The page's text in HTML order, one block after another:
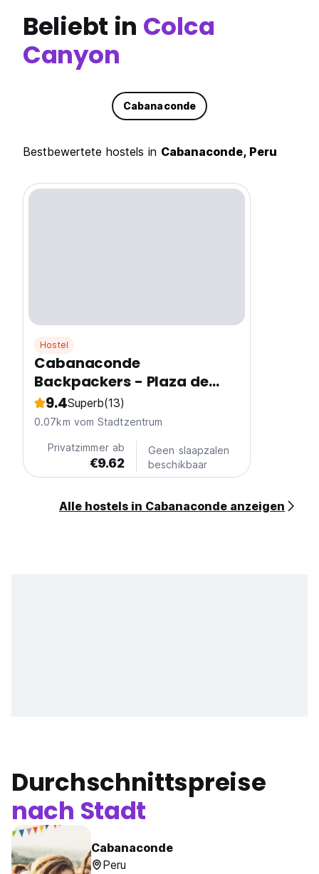
Beliebt in Colca
Canyon
Cabanaconde
Bestbewertete hostels in Cabanaconde, Peru
Hostel
Cabanaconde
Backpackers - Plaza de
Armas
9.4Superb(13)
0.07km vom Stadtzentrum
Privatzimmer ab
€9.62
Geen slaapzalen
beschikbaar
Alle hostels in Cabanaconde anzeigen
Durchschnittspreise
nach Stadt
Cabanaconde
Peru